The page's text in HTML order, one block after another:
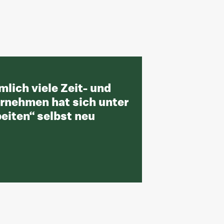
viele Zeit- und
hat sich unter
selbst neu